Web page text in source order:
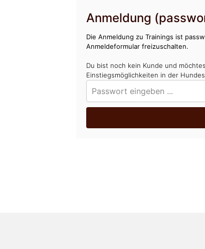
Anmeldung
Die Anmeldung zu Trainings ist
Anmeldeformular freizuschalten.
Du bist noch kein Kunde und
Einstiegsmöglichkeiten in der